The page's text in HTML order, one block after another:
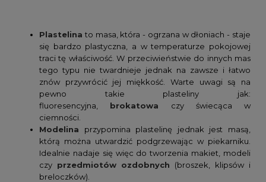
Plastelina to masa, która - ogrzana w dłoniach - staje
się bardzo plastyczna, a w temperaturze pokojowej
traci tę właściwość. W przeciwieństwie do innych mas
tego typu nie twardnieje jednak na zawsze i łatwo
znów przywrócić jej miękkość. Warte uwagi są na
pewno takie plasteliny jak:
fluoresencyjna, brokatowa
czy świecąca w
ciemności.
Modelina przypomina plastelinę jednak jest masą,
którą można utwardzić podgrzewając w piekarniku.
Idealnie nadaje się więc do tworzenia makiet, modeli
czy przedmiotów ozdobnych (broszek, klipsów i
breloczków).